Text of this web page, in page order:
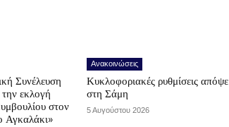
Συνέλευση
την εκλογή
στον
Ανακοινώσεις
Κυκλοφοριακές ρυθμίσεις απόψε
στη Σάμη
5 Αυγούστου 2026